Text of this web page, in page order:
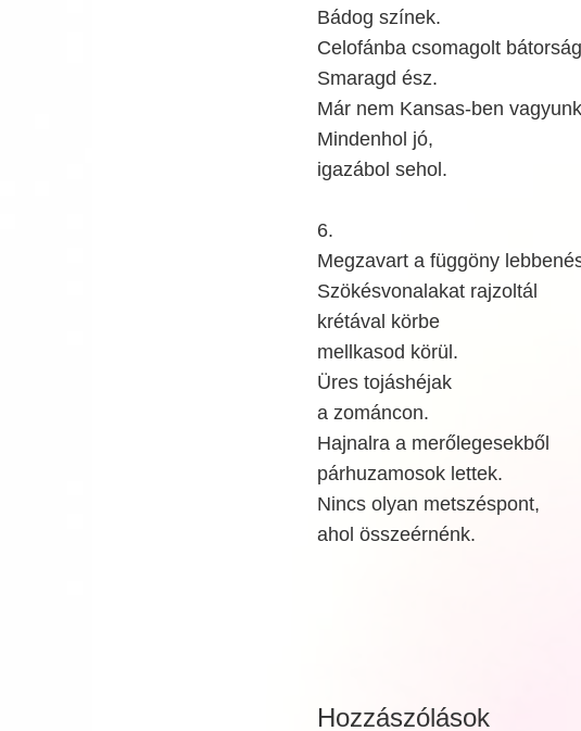
Bádog színek.
Celofánba csomagolt
Smaragd ész.
Már nem Kansas-ben
Mindenhol jó,
igazábol sehol.
6.
Megzavart a függöny
Szökésvonalakat rajzoltál
krétával körbe
mellkasod körül.
Üres tojáshéjak
a zománcon.
Hajnalra a merőlegesekből
párhuzamosok lettek.
Nincs olyan metszéspont,
ahol összeérnénk.
Hozzászólások